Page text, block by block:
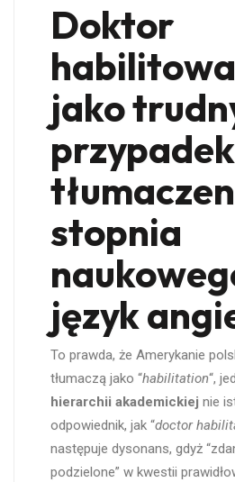
Doktor
jako
przypadek
stopnia
język
To prawda, że Amerykanie
tłumaczą jako “habilitation“,
hierarchii akademickiej nie
odpowiednik, jak “doctor
następuje dysonans, gdyż
podzielone” w kwestii